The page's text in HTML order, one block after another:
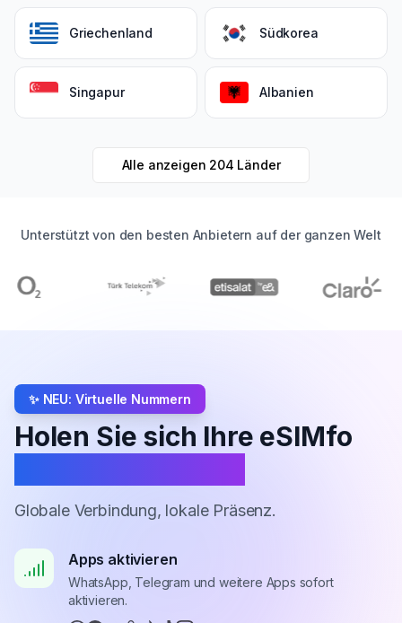
Griechenland Südkorea
Singapur Albanien
Alle anzeigen 204 Länder
Unterstützt von den besten Anbietern auf der ganzen Welt
✨ NEU: Virtuelle Nummern
Holen Sie sich Ihre eSIMfo
Globale Verbindung, lokale Präsenz.
Apps aktivieren
WhatsApp, Telegram und weitere Apps sofort
aktivieren.